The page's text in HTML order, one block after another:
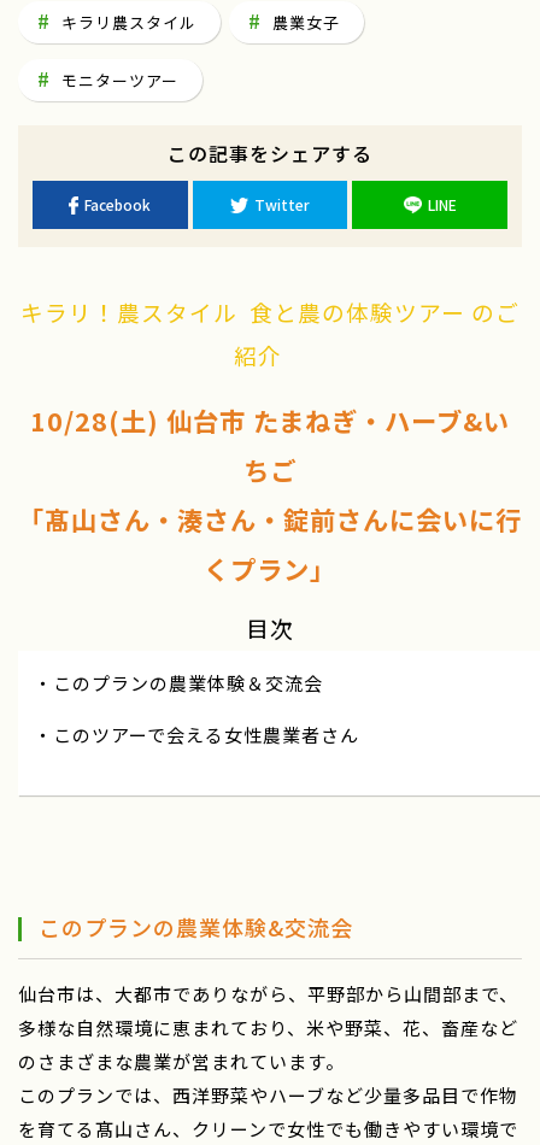
キラリ農スタイル 農業女子
モニターツアー
この記事をシェアする
Facebook Twitter LINE
キラリ！農スタイル 食と農の体験ツアー のご
紹介
10/28(土) 仙台市 たまねぎ・ハーブ&い
ちご
「髙山さん・湊さん・錠前さんに会いに行
くプラン」
目次
・このプランの農業体験＆交流会
・このツアーで会える女性農業者さん
このプランの農業体験&交流会
仙台市は、大都市でありながら、平野部から山間部まで、
多様な自然環境に恵まれており、米や野菜、花、畜産など
のさまざまな農業が営まれています。
このプランでは、西洋野菜やハーブなど少量多品目で作物
を育てる髙山さん、クリーンで女性でも働きやすい環境で